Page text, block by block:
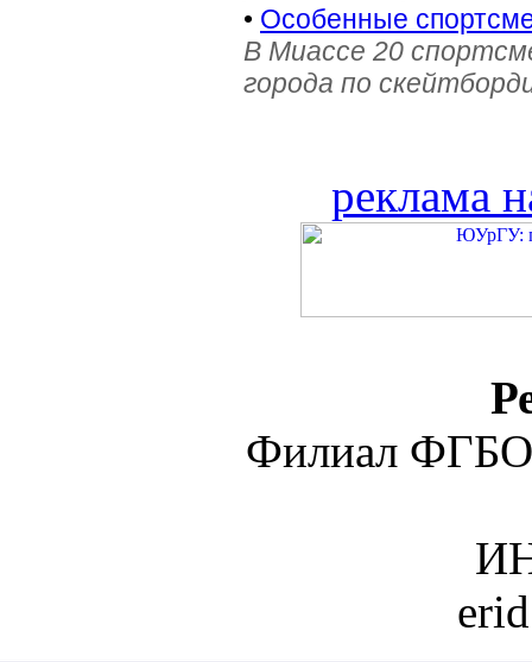
• Особенные
В Миассе 20
города по
реклама
Филиал